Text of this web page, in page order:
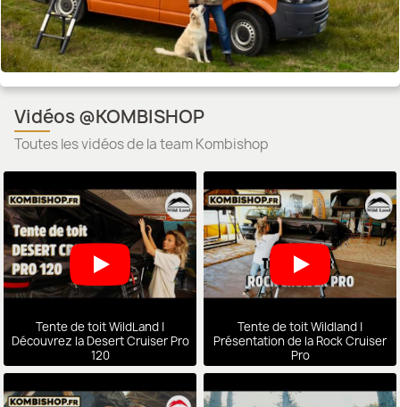
Vidéos @KOMBISHOP
Toutes les vidéos de la team Kombishop
Tente de toit WildLand |
Découvrez la Desert Cruiser Pro
120
Tente de toit Wildland |
Présentation de la Rock Cruiser
Pro